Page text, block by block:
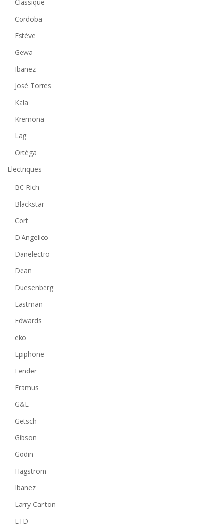
Classique
Cordoba
Estève
Gewa
Ibanez
José Torres
Kala
Kremona
Lag
Ortéga
Electriques
BC Rich
Blackstar
Cort
D'Angelico
Danelectro
Dean
Duesenberg
Eastman
Edwards
eko
Epiphone
Fender
Framus
G&L
Getsch
Gibson
Godin
Hagstrom
Ibanez
Larry Carlton
LTD